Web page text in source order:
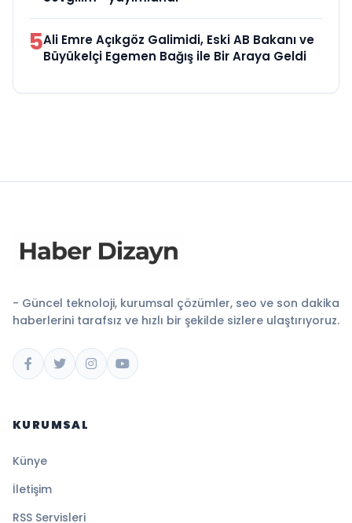
5Ali Emre Açıkgöz Galimidi, Eski AB Bakanı ve
Büyükelçi Egemen Bağış ile Bir Araya Geldi
- Güncel teknoloji, kurumsal çözümler, seo ve son dakika
haberlerini tarafsız ve hızlı bir şekilde sizlere ulaştırıyoruz.
KURUMSAL
Künye
İletişim
RSS Servisleri